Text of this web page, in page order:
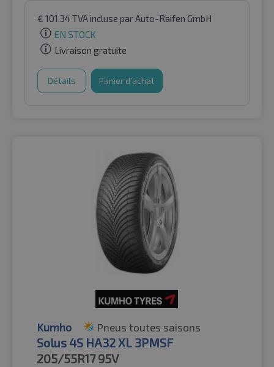
€ 101.34TVA incluse par Auto-Raifen GmbH
EN STOCK
Livraison gratuite
Détails Panier d'achat
Kumho Pneus toutes saisons
Solus 4S HA32 XL 3PMSF
205/55R17 95V